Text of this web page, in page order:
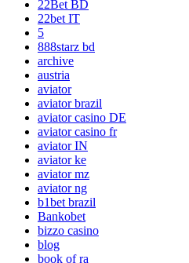
22Bet BD
22bet IT
5
888starz bd
archive
austria
aviator
aviator brazil
aviator casino DE
aviator casino fr
aviator IN
aviator ke
aviator mz
aviator ng
b1bet brazil
Bankobet
bizzo casino
blog
book of ra